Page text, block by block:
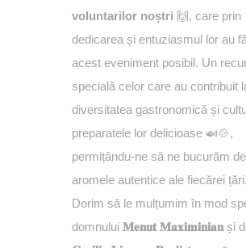
voluntarilor noștri 🙌, care prin
dedicarea și entuziasmul lor au
acest eveniment posibil. Un
specială celor care au contribuit
diversitatea gastronomică și
preparatele lor delicioase 🍛🍲,
permițându-ne să ne bucurăm de
aromele autentice ale fiecărei țări.
Dorim să le mulțumim în mod
domnului 𝐌𝐞𝐧𝐮𝐭 𝐌𝐚𝐱𝐢𝐦𝐢𝐧𝐢𝐚𝐧 și